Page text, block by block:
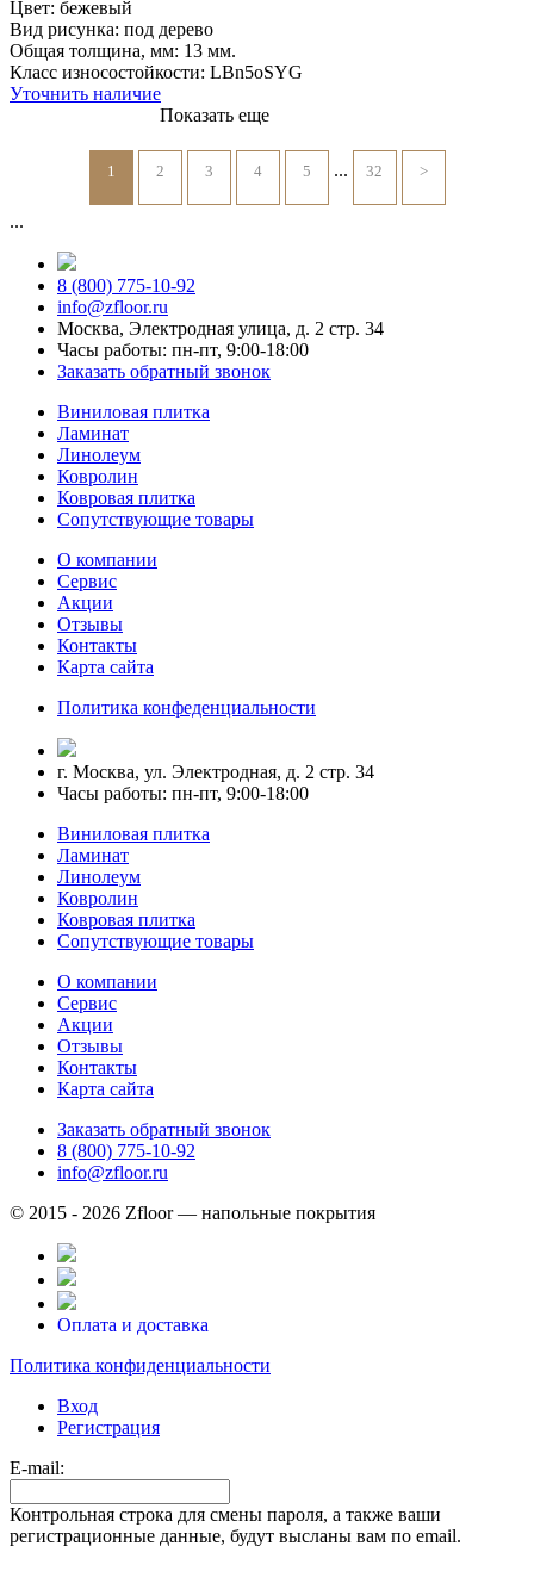
Цвет: бежевый
Вид рисунка: под дерево
Общая толщина, мм: 13 мм.
Класс износостойкости: LBn5oSYG
Уточнить наличие
Показать еще
1 2 3 4 5 ... 32 >
...
8 (800) 775-10-92
info@zfloor.ru
Москва, Электродная улица, д. 2 стр. 34
Часы работы: пн-пт, 9:00-18:00
Заказать обратный звонок
Виниловая плитка
Ламинат
Линолеум
Ковролин
Ковровая плитка
Сопутствующие товары
О компании
Сервис
Акции
Отзывы
Контакты
Карта сайта
Политика конфеденциальности
г. Москва, ул. Электродная, д. 2 стр. 34
Часы работы: пн-пт, 9:00-18:00
Виниловая плитка
Ламинат
Линолеум
Ковролин
Ковровая плитка
Сопутствующие товары
О компании
Сервис
Акции
Отзывы
Контакты
Карта сайта
Заказать обратный звонок
8 (800) 775-10-92
info@zfloor.ru
© 2015 - 2026 Zfloor — напольные покрытия
Оплата и доставка
Политика конфиденциальности
Вход
Регистрация
E-mail:
Контрольная строка для смены пароля, а также ваши
регистрационные данные, будут высланы вам по email.